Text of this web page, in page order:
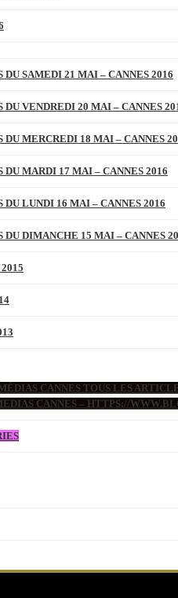
SAMEDI 21 MAI – CANNES 2016
VENDREDI 20 MAI – CANNES
MERCREDI 18 MAI – CANNES
MARDI 17 MAI – CANNES 2016
LUNDI 16 MAI – CANNES 2016
DIMANCHE 15 MAI – CANNES
CANNES TOUS LES
CANNES – HTTPS://